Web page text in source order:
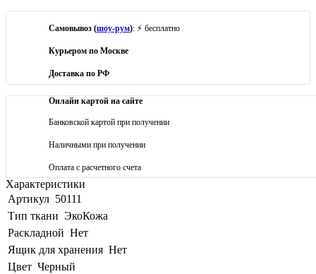
Самовывоз (шоу-рум): ⚡ бесплатно
Курьером по Москве
Доставка по РФ
Онлайн картой на сайте
Банковской картой при получении
Наличными при получении
Оплата с расчетного счета
Характеристики
Артикул 50111
Тип ткани ЭкоКожа
Раскладной Нет
Ящик для хранения Нет
Цвет Черный